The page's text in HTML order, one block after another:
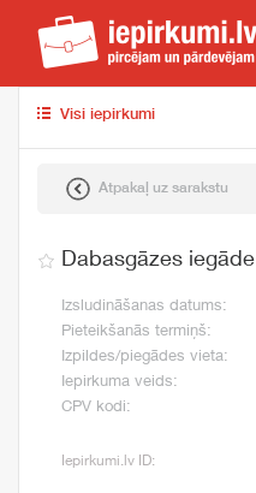
Visi iepirkumi
Atpakaļ uz sarakstu
Dabasgāzes iegāde
Izsludināšanas datums:
Pieteikšanās termiņš:
Izpildes/piegādes vieta:
Iepirkuma veids:
CPV kodi:
Iepirkumi.lv ID: